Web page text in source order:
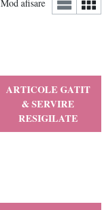
Mod afisare
ARTICOLE GATIT
& SERVIRE
RESIGILATE